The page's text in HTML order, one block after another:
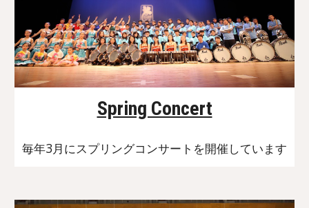
Spring Concert
毎年3月にスプリングコンサートを開催しています